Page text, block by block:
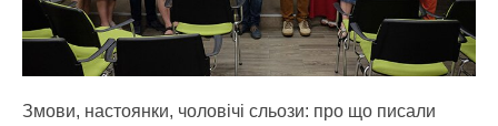
Змови, настоянки, чоловічі сльози: про що писали